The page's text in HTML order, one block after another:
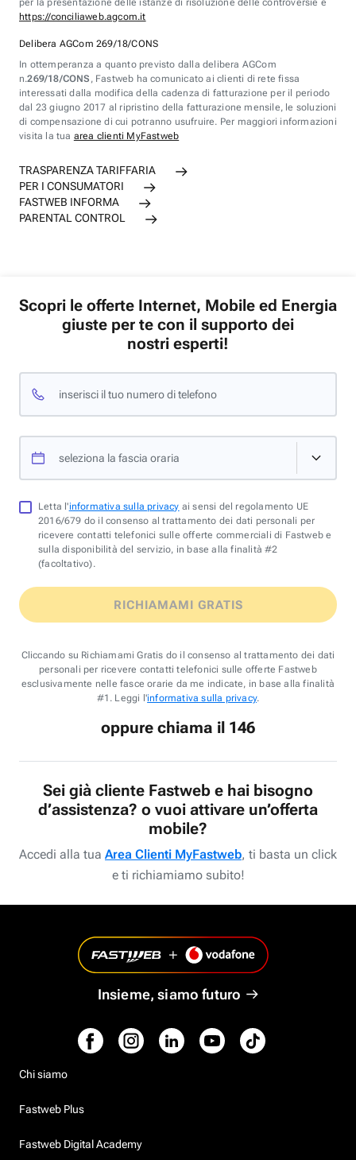
per la presentazione delle istanze di risoluzione delle controversie è
https://conciliaweb.agcom.it
Delibera AGCom 269/18/CONS
In ottemperanza a quanto previsto dalla delibera AGCom
n.269/18/CONS , Fastweb ha comunicato ai clienti di rete fissa
interessati dalla modifica della cadenza di fatturazione per il periodo
dal 23 giugno 2017 al ripristino della fatturazione mensile, le soluzioni
di compensazione di cui potranno usufruire. Per maggiori informazioni
visita la tua area clienti MyFastweb
TRASPARENZA TARIFFARIA
PER I CONSUMATORI
FASTWEB INFORMA
PARENTAL CONTROL
Scopri le offerte Internet, Mobile ed Energia
giuste per te con il supporto dei
nostri esperti!
inserisci il tuo numero di telefono
seleziona la fascia oraria
Letta l'informativa sulla privacy ai sensi del regolamento UE
2016/679 do il consenso al trattamento dei dati personali per
ricevere contatti telefonici sulle offerte commerciali di Fastweb e
sulla disponibilità del servizio, in base alla finalità #2
(facoltativo).
RICHIAMAMI GRATIS
Cliccando su Richiamami Gratis do il consenso al trattamento dei dati
personali per ricevere contatti telefonici sulle offerte Fastweb
esclusivamente nelle fasce orarie da me indicate, in base alla finalità
#1. Leggi l'informativa sulla privacy.
oppure chiama il 146
Sei già cliente Fastweb e hai bisogno
d’assistenza? o vuoi attivare un’offerta
mobile?
Accedi alla tua Area Clienti MyFastweb, ti basta un click
e ti richiamiamo subito!
Insieme, siamo futuro
Chi siamo
Fastweb Plus
Fastweb Digital Academy